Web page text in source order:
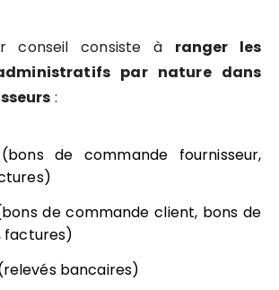
conseil consiste à ranger les
par nature dans
:
de commande fournisseur,
de commande client, bons de
factures)
bancaires)